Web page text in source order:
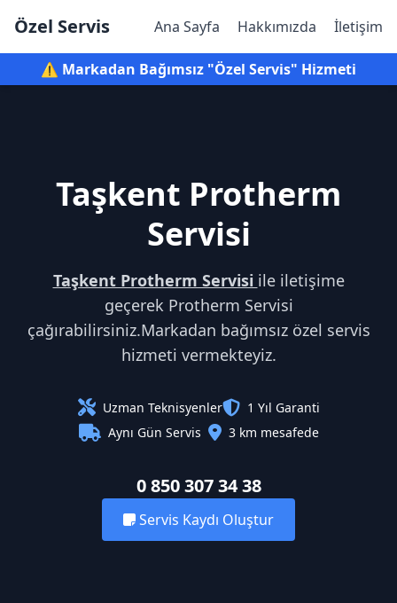
Özel Servis Ana Sayfa Hakkımızda İletişim
⚠️ Markadan Bağımsız "Özel Servis" Hizmeti
Taşkent Protherm
Servisi
Taşkent Protherm Servisi ile iletişime
geçerek Protherm Servisi
çağırabilirsiniz.Markadan bağımsız özel servis
hizmeti vermekteyiz.
Uzman Teknisyenler
1 Yıl Garanti
Aynı Gün Servis
3 km mesafede
0 850 307 34 38
Servis Kaydı Oluştur